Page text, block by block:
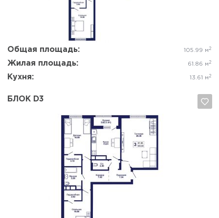
Общая площадь: 105.99 м 2
Жилая площадь: 61.86 м 2
Кухня: 13.61 м 2
БЛОК D3